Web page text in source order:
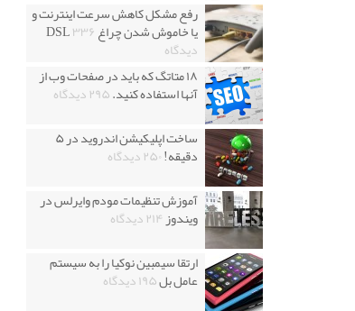
رفع مشکل کاهش سرعت اینترنت و
یا خاموش شدن چراغ DSL۳۳۶
دیدگاه
۱۸ متاتگ که باید در صفحات وب از
آنها استفاده کنید.۲۹۵ دیدگاه
ساخت اپلیکیشن اندروید در ۵
دقیقه!۲۵۰ دیدگاه
آموزش تنظیمات مودم وایرلس در
ویندوز۲۱۴ دیدگاه
ارتقا سیمبین نوکیا را به سیستم
عامل بل۱۹۵ دیدگاه